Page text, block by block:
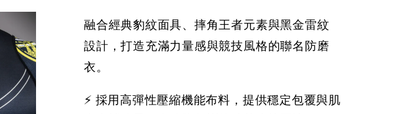
融合經典豹紋面具、摔角王者元素與黑金雷紋
設計，打造充滿力量感與競技風格的聯名防磨
衣。
⚡ 採用高彈性壓縮機能布料，提供穩定包覆與肌